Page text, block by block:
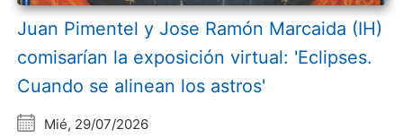
Juan Pimentel y Jose Ramón Marcaida (IH)
comisarían la exposición virtual: 'Eclipses.
Cuando se alinean los astros'
Mié, 29/07/2026